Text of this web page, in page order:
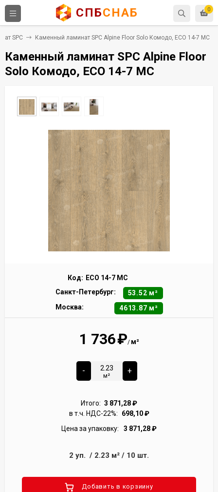
0
СПБСНАБ
SPC Каменный ламинат SPC Alpine Floor Solo Комодо, ЕСО 14-7 MC
Каменный ламинат SPC Alpine Floor
Solo Комодо, ЕСО 14-7 MC
Код: ECO 14-7 MC
Санкт-Петербург:
53.52 м²
Москва:
4613.87 м²
1 736₽/ м²
-
м²
+
Итого: 3 871,28₽
в т.ч. НДС-22%:
698,10₽
Цена за упаковку:
3 871,28₽
2 уп. / 2.23 м² / 10 шт.
Добавить в корзиину